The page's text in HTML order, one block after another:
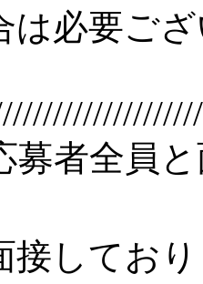
必要ご
募者全員
接してお